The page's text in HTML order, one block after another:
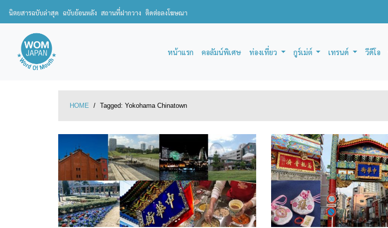
นิตยสารฉบับล่าสุด ฉบับย้อนหลัง สถานที่ฝากวาง ติดต่อลงโฆษณา
หน้าแรก คอลัมน์พิเศษ ท่องเที่ยว กูร์เม่ต์ เทรนด์ วีดีโอ
HOME / Tagged: Yokohama Chinatown